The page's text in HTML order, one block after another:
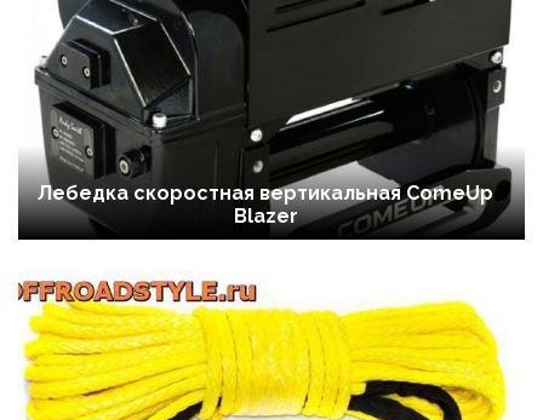
Лебедка скоростная вертикальная ComeUp
Blazer